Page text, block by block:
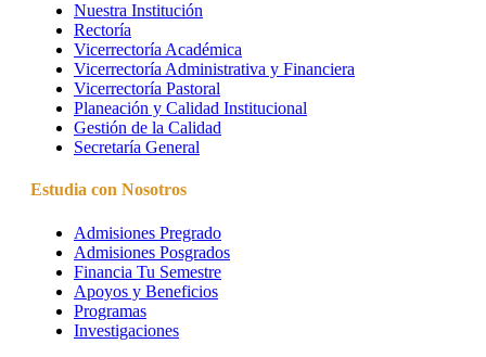
Nuestra Institución
Rectoría
Vicerrectoría Académica
Vicerrectoría Administrativa y Financiera
Vicerrectoría Pastoral
Planeación y Calidad Institucional
Gestión de la Calidad
Secretaría General
Estudia con Nosotros
Admisiones Pregrado
Admisiones Posgrados
Financia Tu Semestre
Apoyos y Beneficios
Programas
Investigaciones